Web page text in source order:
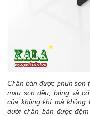
Chân bàn được phun sơn
màu sơn đều, bóng và
của không khí mà không
dưới chân bàn được